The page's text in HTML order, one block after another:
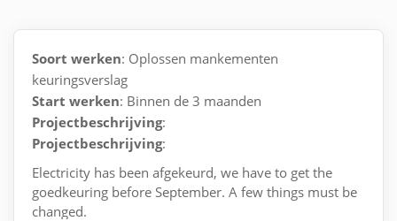
Soort werken: Oplossen mankementen
keuringsverslag
Start werken: Binnen de 3 maanden
Projectbeschrijving:
Projectbeschrijving:
Electricity has been afgekeurd, we have to get the
goedkeuring before September. A few things must be
changed.